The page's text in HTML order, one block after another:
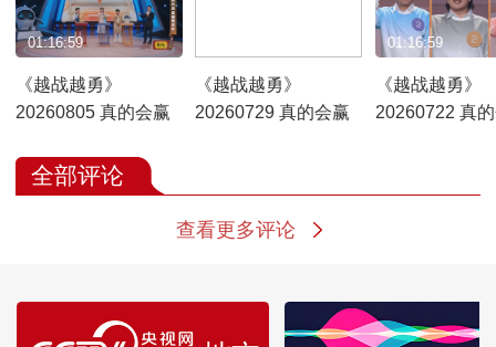
《越战越勇》
20260805 真的会赢
01:16:59
《越战越勇》
20260729 真的会赢
《越战越勇》
20260722 真
01:16:59
全部评论
查看更多评论